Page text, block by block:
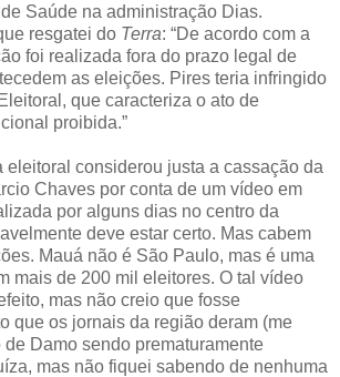
Saúde na administração Dias.
resgatei do Terra: “De acordo com a
foi realizada fora do prazo legal de
as eleições. Pires teria infringido
que caracteriza o ato de
proibida.”
eleitoral considerou justa a cassação da
Chaves por conta de um vídeo em
por alguns dias no centro da
deve estar certo. Mas cabem
Mauá não é São Paulo, mas é uma
mais de 200 mil eleitores. O tal vídeo
mas não creio que fosse
que os jornais da região deram (me
de Damo sendo prematuramente
mas não fiquei sabendo de nenhuma